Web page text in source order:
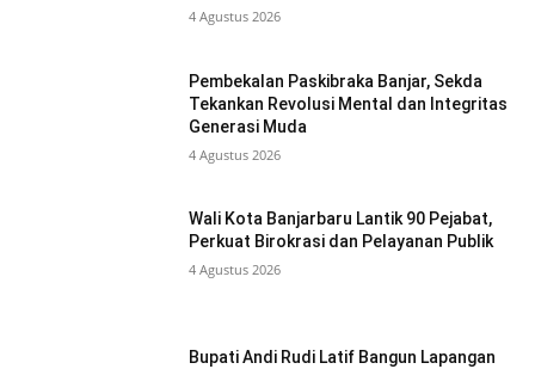
4 Agustus 2026
Pembekalan Paskibraka Banjar, Sekda
Tekankan Revolusi Mental dan Integritas
Generasi Muda
4 Agustus 2026
Wali Kota Banjarbaru Lantik 90 Pejabat,
Perkuat Birokrasi dan Pelayanan Publik
4 Agustus 2026
Bupati Andi Rudi Latif Bangun Lapangan